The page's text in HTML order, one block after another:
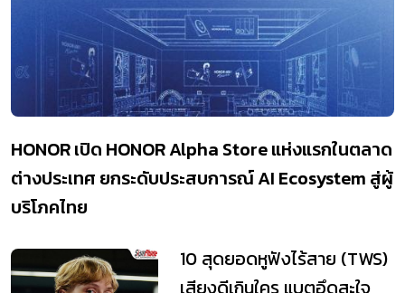
HONOR เปิด HONOR Alpha Store แห่งแรกในตลาด
ต่างประเทศ ยกระดับประสบการณ์ AI Ecosystem สู่ผู้
บริโภคไทย
10 สุดยอดหูฟังไร้สาย (TWS)
เสียงดีเกินใคร แบตอึดสะใจ